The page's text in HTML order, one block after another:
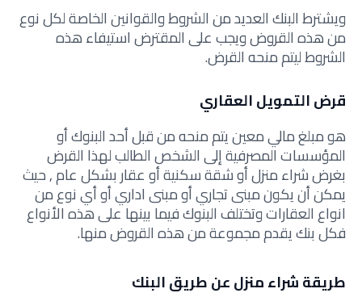
ويشترط البنك العديد من الشروط والقوانين الخاصة لكل نوع
من هذه القروض ويجب على المقترض استيفاء هذه
الشروط ليتم منحه القرض.
قرض التمويل العقاري
هو مبلغ مالي معين يتم منحه من قبل أحد البنوك أو
المؤسسات المصرفية إلى الشخص الطالب لهذا القرض
بغرض شراء منزل أو شقة سكنية أو عقار بشكل عام , حيث
يمكن أن يكون مبنى تجاري أو مبنى اداري أو أي نوع من
انواع العقارات وتختلف البنوك فيما بينها على هذه الأنواع
فكل بنك يقدم مجموعة من هذه القروض منها.
طريقة شراء منزل عن طريق البنك